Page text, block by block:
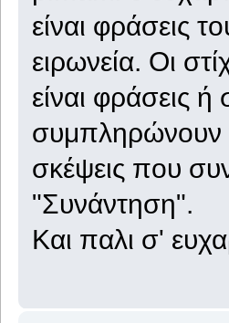
είναι φράσεις
ειρωνεία. Οι
είναι φράσεις
συμπληρώνουν
σκέψεις που
"Συνάντηση".
Και παλι σ'